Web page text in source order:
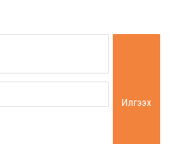
Илгээх